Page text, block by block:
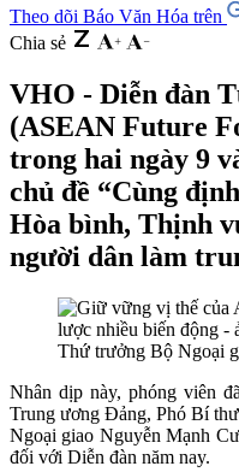
Theo dõi Báo Văn Hóa trên
Chia sẻ
VHO - Diễn đàn
(ASEAN Future
trong hai ngày 9
chủ đề “Cùng
Hòa bình, Thịnh
người dân làm
Thứ trưởng Bộ Ngoại
Nhân dịp này, phóng viên
Trung ương Đảng, Phó Bí
Ngoại giao Nguyễn Mạnh
đối với Diễn đàn năm nay.